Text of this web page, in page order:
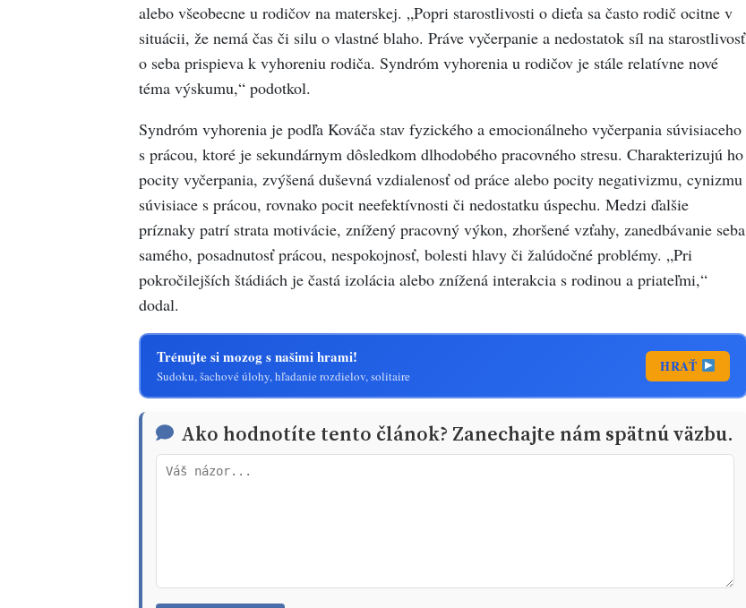
alebo všeobecne u rodičov na materskej. „Popri starostlivosti o dieťa sa často rodič ocitne v
situácii, že nemá čas či silu o vlastné blaho. Práve vyčerpanie a nedostatok síl na starostlivosť
o seba prispieva k vyhoreniu rodiča. Syndróm vyhorenia u rodičov je stále relatívne nové
téma výskumu,“ podotkol.
Syndróm vyhorenia je podľa Kováča stav fyzického a emocionálneho vyčerpania súvisiaceho
s prácou, ktoré je sekundárnym dôsledkom dlhodobého pracovného stresu. Charakterizujú ho
pocity vyčerpania, zvýšená duševná vzdialenosť od práce alebo pocity negativizmu, cynizmu
súvisiace s prácou, rovnako pocit neefektívnosti či nedostatku úspechu. Medzi ďalšie
príznaky patrí strata motivácie, znížený pracovný výkon, zhoršené vzťahy, zanedbávanie seba
samého, posadnutosť prácou, nespokojnosť, bolesti hlavy či žalúdočné problémy. „Pri
pokročilejších štádiách je častá izolácia alebo znížená interakcia s rodinou a priateľmi,“
dodal.
Trénujte si mozog s našimi hrami!
Sudoku, šachové úlohy, hľadanie rozdielov, solitaire
HRAŤ
Ako hodnotíte tento článok? Zanechajte nám spätnú väzbu.